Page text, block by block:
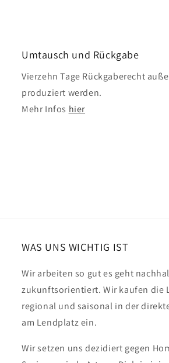
Umtausch und Rückgabe
Vierzehn Tage Rückgaberecht
produziert werden.
Mehr Infos hier
WAS UNS WICHTIG IST
Wir arbeiten so gut es geht
zukunftsorientiert. Wir kaufen die
regional und saisonal in der
am Lendplatz ein.
Wir setzen uns dezidiert gegen